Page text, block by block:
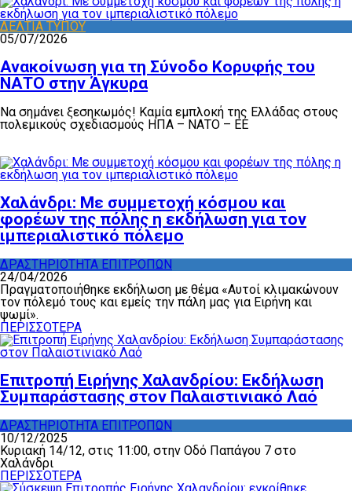
ΔΕΛΤΙΑ ΤΥΠΟΥ
05/07/2026
Ανακοίνωση για τη Σύνοδο Κορυφής του
ΝΑΤΟ στην Άγκυρα
Να σημάνει ξεσηκωμός! Καμία εμπλοκή της Ελλάδας στους
πολεμικούς σχεδιασμούς ΗΠΑ – ΝΑΤΟ – ΕΕ
Χαλάνδρι: Με συμμετοχή κόσμου και
φορέων της πόλης η εκδήλωση για τον
ιμπεριαλιστικό πόλεμο
ΔΡΑΣΤΗΡΙΟΤΗΤΑ ΕΠΙΤΡΟΠΩΝ
24/04/2026
Πραγματοποιήθηκε εκδήλωση με θέμα «Αυτοί κλιμακώνουν
τον πόλεμό τους και εμείς την πάλη μας για Ειρήνη και
ψωμί».
ΠΕΡΙΣΣΟΤΕΡΑ
Επιτροπή Ειρήνης Χαλανδρίου: Εκδήλωση
Συμπαράστασης στον Παλαιστινιακό Λαό
ΔΡΑΣΤΗΡΙΟΤΗΤΑ ΕΠΙΤΡΟΠΩΝ
10/12/2025
Κυριακή 14/12, στις 11:00, στην Οδό Παπάγου 7 στο
Χαλάνδρι
ΠΕΡΙΣΣΟΤΕΡΑ